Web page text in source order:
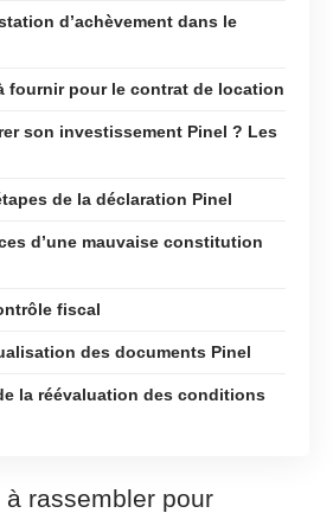
d’achèvement dans le
fournir pour le contrat de location
son investissement Pinel ? Les
de la déclaration Pinel
d’une mauvaise constitution
fiscal
des documents Pinel
la réévaluation des conditions
rassembler pour